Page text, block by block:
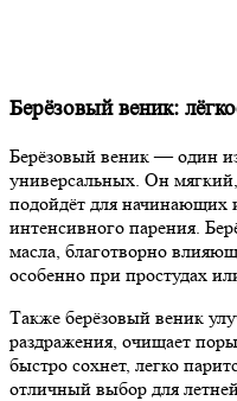
Берёзовый веник:
Берёзовый веник — один
универсальных. Он
подойдёт для начинающих
интенсивного парения.
масла, благотворно
особенно при простудах
Также берёзовый веник
раздражения, очищает
быстро сохнет, легко
отличный выбор для